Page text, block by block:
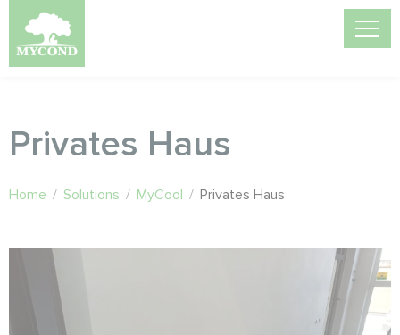
Privates Haus
Home / Solutions / MyCool / Privates Haus